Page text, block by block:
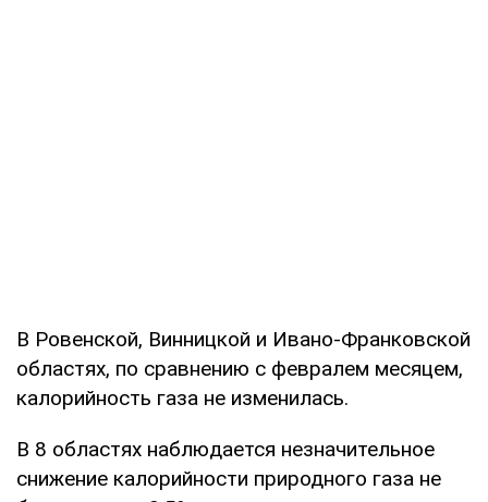
В Ровенской, Винницкой и Ивано-Франковской
областях, по сравнению с февралем месяцем,
калорийность газа не изменилась.
В 8 областях наблюдается незначительное
снижение калорийности природного газа не